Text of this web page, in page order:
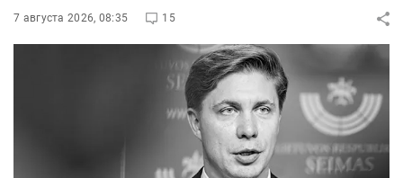
7 августа 2026, 08:35 15